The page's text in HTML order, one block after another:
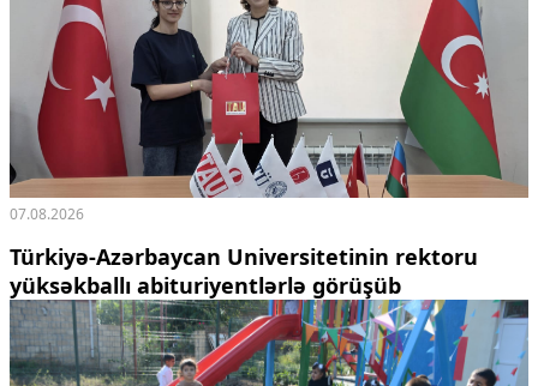
07.08.2026
Türkiyə-Azərbaycan Universitetinin rektoru
yüksəkballı abituriyentlərlə görüşüb